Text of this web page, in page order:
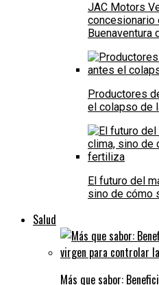
JAC Motors
concesionario
Buenaventura
Productores
el colapso de
El futuro del
sino de cómo
Salud
Más que sabor: